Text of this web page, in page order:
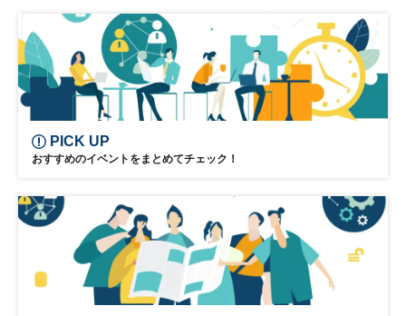
PICK UP
おすすめのイベントをまとめてチェック！